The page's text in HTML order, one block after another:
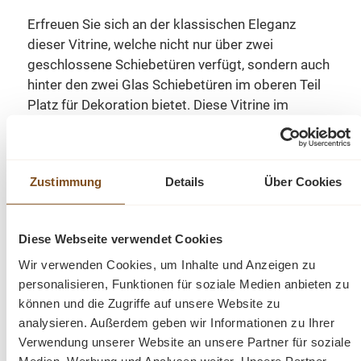
Zustimmung Details Über Cookies
Diese Webseite verwendet Cookies
Wir verwenden Cookies, um Inhalte und Anzeigen zu
personalisieren, Funktionen für soziale Medien anbieten zu
können und die Zugriffe auf unsere Website zu
analysieren. Außerdem geben wir Informationen zu Ihrer
Verwendung unserer Website an unsere Partner für soziale
Erfreuen Sie sich an der klassischen Eleganz
dieser Vitrine, welche nicht nur über zwei
geschlossene Schiebetüren verfügt, sondern auch
hinter den zwei Glas Schiebetüren im oberen Teil
Platz für Dekoration bietet. Diese Vitrine im
Landhausstil ist ein hochwertiges, zeitloses
Möbelstück, welches überall in Ihrem Haus einen
Figur macht. Entdecken Sie die ideale Verbindung
von Organisation und Präsentation. Dieses
Funktionalität und Ästhetik.
Der Artikel wird in zwei Kartons geliefert. Der ober
und untere Teil muss nur noch auf einander
gesetzt werden.